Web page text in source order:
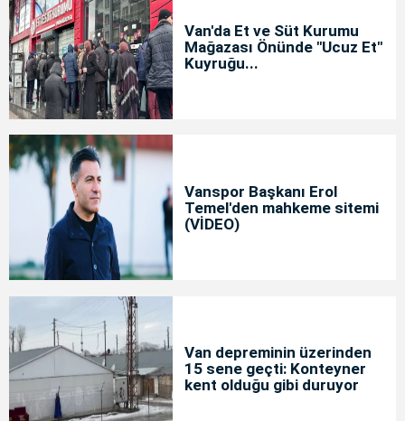
Van'da Et ve Süt Kurumu
Mağazası Önünde "Ucuz Et"
Kuyruğu...
Vanspor Başkanı Erol
Temel'den mahkeme sitemi
(VİDEO)
Van depreminin üzerinden
15 sene geçti: Konteyner
kent olduğu gibi duruyor